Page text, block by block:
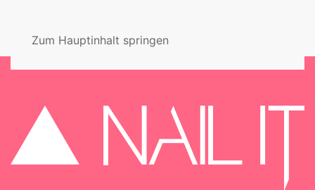
Zum Hauptinhalt springen